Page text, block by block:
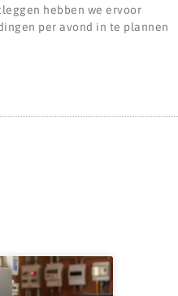
hebben we ervoor
per avond in te plannen